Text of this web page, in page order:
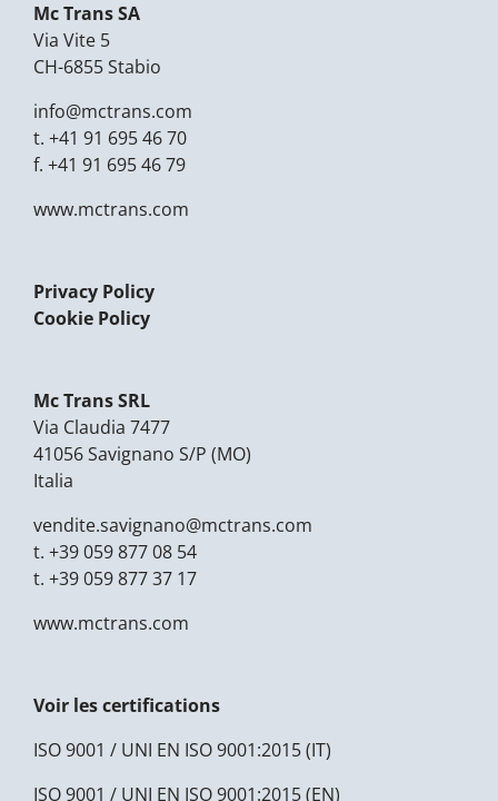
Mc Trans SA
Via Vite 5
CH-6855 Stabio
info@mctrans.com
t. +41 91 695 46 70
f. +41 91 695 46 79
www.mctrans.com
Privacy Policy
Cookie Policy
Mc Trans SRL
Via Claudia 7477
41056 Savignano S/P (MO)
Italia
vendite.savignano@mctrans.com
t. +39 059 877 08 54
t. +39 059 877 37 17
www.mctrans.com
Voir les certifications
ISO 9001 / UNI EN ISO 9001:2015 (IT)
ISO 9001 / UNI EN ISO 9001:2015 (EN)